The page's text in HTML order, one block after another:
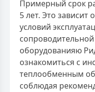
Примерный срок
5 лет. Это зависит
условий
оборудованияю
ознакомиться с
теплообменным
соблюдая